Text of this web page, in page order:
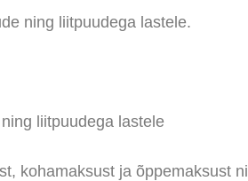
ning liitpuudega lastele.
liitpuudega lastele
kohamaksust ja õppemaksust